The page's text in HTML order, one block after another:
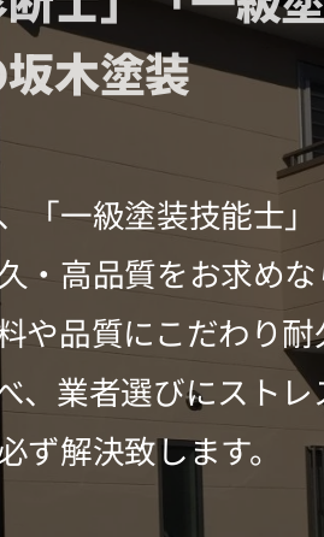
木塗装
「一級塗装技能士
・高品質をお求め
や品質にこだわり
、業者選びにスト
解決致します。